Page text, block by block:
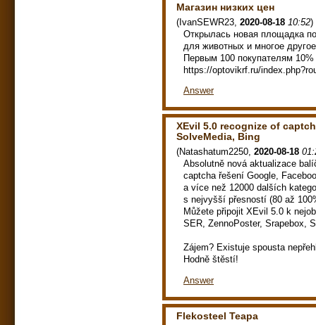
Магазин низких цен
(IvanSEWR23 2020-08-18 10:52)
Открылась новая площадка
для животных и многое
Первым 100 покупателям 10%
https://optovikrf.ru/
Answer
XEvil 5.0 recognize of
SolveMedia, Bing
(Natashatum2250, 2020-08-18
Absolutně nová aktualizace
captcha řešení Google,
a více než 12000 dalších
s nejvyšší přesností (80 až
Můžete připojit XEvil 5.0 k
SER, ZennoPoster, Srapebox,
Zájem? Existuje spousta
Hodně štěstí!
Answer
Flekosteel Teapa